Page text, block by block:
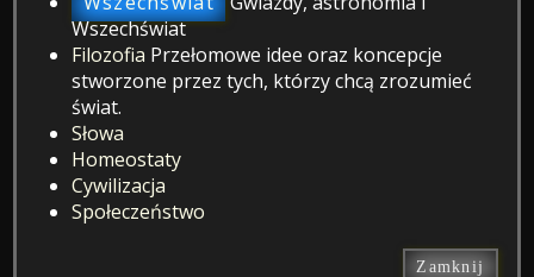
Wszechświat
Filozofia Przełomowe idee oraz koncepcje
stworzone przez tych, którzy chcą zrozumieć
świat.
Słowa
Homeostaty
Cywilizacja
Społeczeństwo
Zamknij